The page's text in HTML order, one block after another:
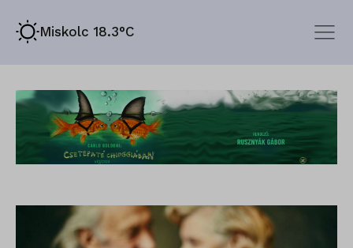
Miskolc 18.3°C